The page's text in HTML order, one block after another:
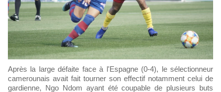
Après la large défaite face à l'Espagne (0-4), le sélectionneur
camerounais avait fait tourner son effectif notamment celui de
gardienne, Ngo Ndom ayant été coupable de plusieurs buts